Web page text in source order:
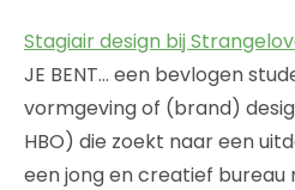
Stagiair design bij
JE BENT… een bevlogen
vormgeving of (brand)
HBO) die zoekt naar een
een jong en creatief